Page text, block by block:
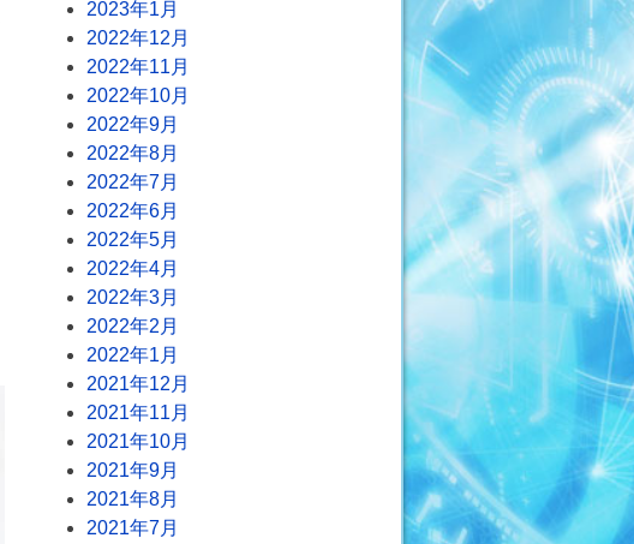
2023年1月
2022年12月
2022年11月
2022年10月
2022年9月
2022年8月
2022年7月
2022年6月
2022年5月
2022年4月
2022年3月
2022年2月
2022年1月
2021年12月
2021年11月
2021年10月
2021年9月
2021年8月
2021年7月